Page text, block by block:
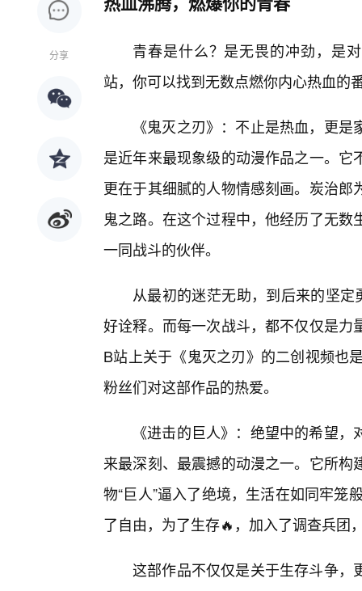
分享
青春是什么？是无畏的冲劲，是
站，你可以找到无数点燃你内心热血的
《鬼灭之刃》：不止是热血，更
是近年来最现象级的动漫作品之一。
更在于其细腻的人物情感刻画。炭治
鬼之路。在这个过程中，他经历了无
一同战斗的伙伴。
从最初的迷茫无助，到后来的坚定
好诠释。而每一次战斗，都不仅仅是
B站上关于《鬼灭之刃》的二创视频也
粉丝们对这部作品的热爱。
《进击的巨人》：绝望中的希望
来最深刻、最震撼的动漫之一。它所
物“巨人”逼入了绝境，生活在如同牢笼
了自由，为了生存🔥，加入了调查兵团
这部作品不仅仅是关于生存斗争，